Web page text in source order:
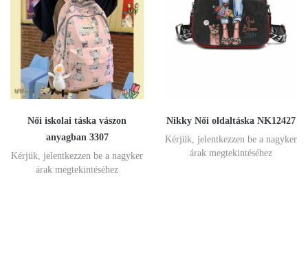
Női iskolai táska vászon
anyagban 3307
Kérjük, jelentkezzen be a nagyker
árak megtekintéséhez
Nikky Női oldaltáska NK12427
Kérjük, jelentkezzen be a nagyker
árak megtekintéséhez